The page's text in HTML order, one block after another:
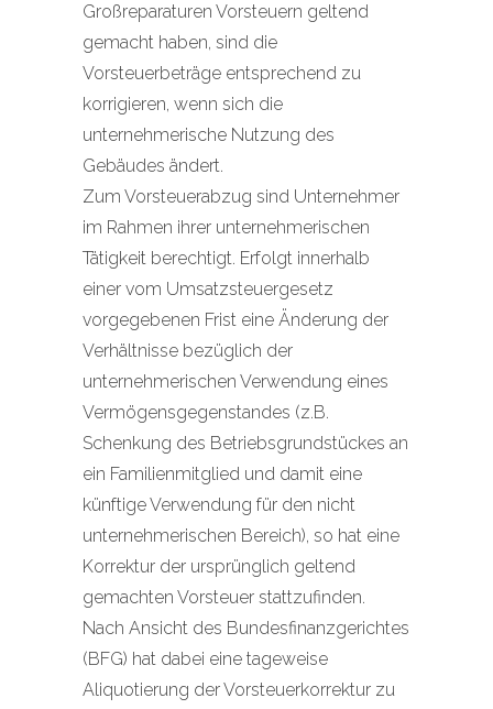
Großreparaturen Vorsteuern geltend
gemacht haben, sind die
Vorsteuerbeträge entsprechend zu
korrigieren, wenn sich die
unternehmerische Nutzung des
Gebäudes ändert.
Zum Vorsteuerabzug sind Unternehmer
im Rahmen ihrer unternehmerischen
Tätigkeit berechtigt. Erfolgt innerhalb
einer vom Umsatzsteuergesetz
vorgegebenen Frist eine Änderung der
Verhältnisse bezüglich der
unternehmerischen Verwendung eines
Vermögensgegenstandes (z.B.
Schenkung des Betriebsgrundstückes an
ein Familienmitglied und damit eine
künftige Verwendung für den nicht
unternehmerischen Bereich), so hat eine
Korrektur der ursprünglich geltend
gemachten Vorsteuer stattzufinden.
Nach Ansicht des Bundesfinanzgerichtes
(BFG) hat dabei eine tageweise
Aliquotierung der Vorsteuerkorrektur zu